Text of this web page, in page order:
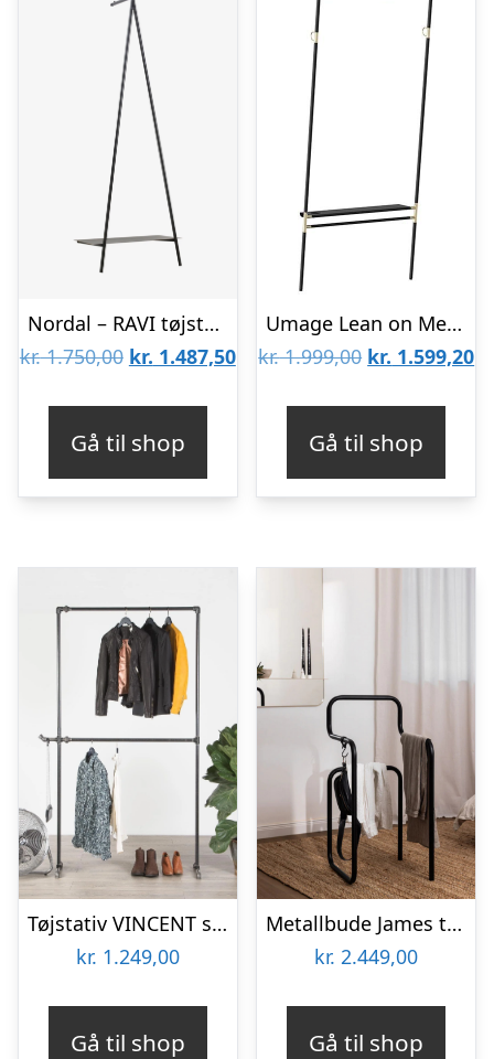
Nordal – RAVI tøjstativ – sort
kr.1.750,00 Den
kr. 1.750,00.
kr. 1.487,50Den
kr. 1.487,50.
Gå til shop
Umage Lean on Me tøjstativ sort : Erling Christensen Møbler
kr.1.999,00 Den
kr. 1.999,00.
kr. 1.599,20
Gå til shop
Tøjstativ VINCENT sort
kr. 1.249,00
Gå til shop
Metallbude James tøjbutler tøjstativ i stål H89,5 x B42,5 x D42,5 cm – Mat sort
kr. 2.449,00
Gå til shop